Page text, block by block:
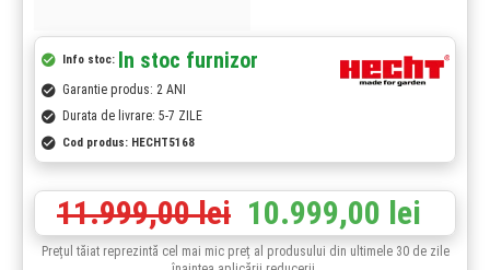
Info stoc: In stoc furnizor
Garantie produs: 2 ANI
Durata de livrare: 5-7 ZILE
Cod produs: HECHT5168
10.999,00 lei
11.999,00 lei
Prețul tăiat reprezintă cel mai mic preț al produsului din ultimele 30 de zile